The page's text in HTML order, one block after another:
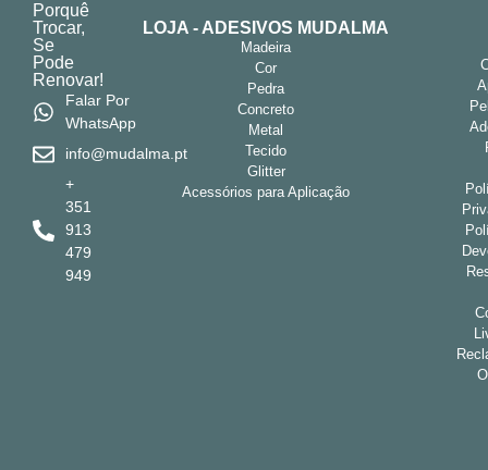
Porquê
Trocar,
Se
Pode
Renovar!
Falar Por
WhatsApp
info@mudalma.pt
+
351
913
479
949
LOJA - ADESIVOS MUDALMA
Madeira
Cor
Pedra
Concreto
Metal
Tecido
Glitter
Acessórios para Aplicação